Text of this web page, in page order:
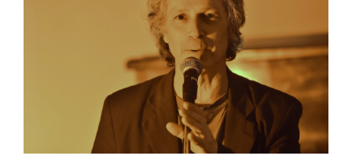
Fotos